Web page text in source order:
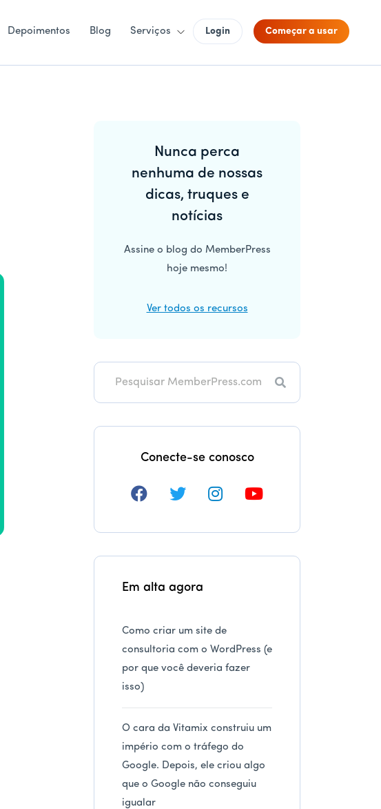
Depoimentos Blog Serviços Login Começar a usar
lateral
principal
Nunca perca
nenhuma de nossas
dicas, truques e
notícias
Assine o blog do MemberPress
hoje mesmo!
Ver todos os recursos
Pesquisa
Conecte-se conosco
Em alta agora
Como criar um site de
consultoria com o WordPress (e
por que você deveria fazer
isso)
O cara da Vitamix construiu um
império com o tráfego do
Google. Depois, ele criou algo
que o Google não conseguiu
igualar